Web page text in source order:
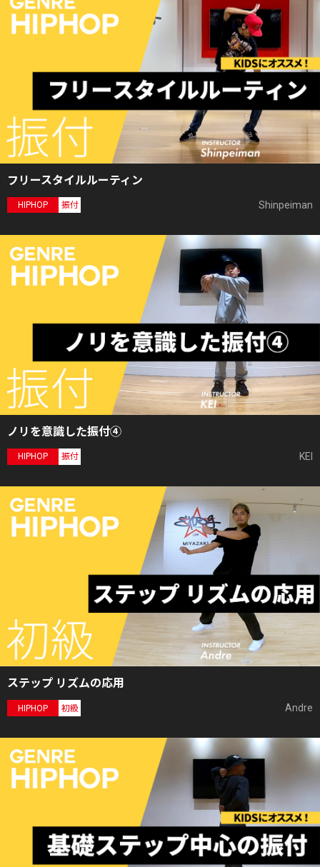
フリースタイルルーティン
HIPHOP 振付 Shinpeiman
ノリを意識した振付④
HIPHOP 振付 KEI
ステップ リズムの応用
HIPHOP 初級 Andre